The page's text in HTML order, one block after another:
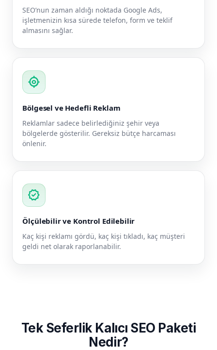
SEO’nun zaman aldığı noktada Google Ads,
işletmenizin kısa sürede telefon, form ve teklif
almasını sağlar.
my_location
Bölgesel ve Hedefli Reklam
Reklamlar sadece belirlediğiniz şehir veya
bölgelerde gösterilir. Gereksiz bütçe harcaması
önlenir.
verified
Ölçülebilir ve Kontrol Edilebilir
Kaç kişi reklamı gördü, kaç kişi tıkladı, kaç müşteri
geldi net olarak raporlanabilir.
Tek Seferlik Kalıcı SEO Paketi
Nedir?